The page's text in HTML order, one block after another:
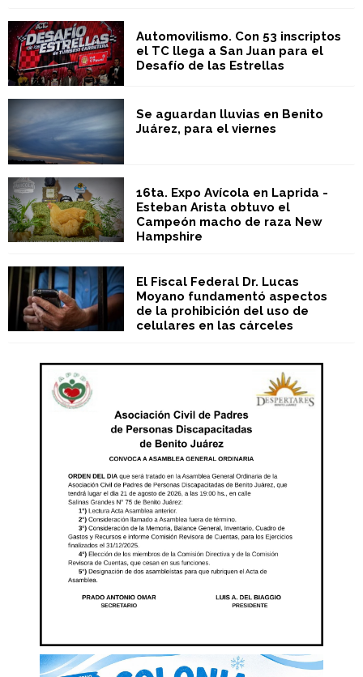
Automovilismo. Con 53 inscriptos
el TC llega a San Juan para el
Desafío de las Estrellas
Se aguardan lluvias en Benito
Juárez, para el viernes
16ta. Expo Avícola en Laprida -
Esteban Arista obtuvo el
Campeón macho de raza New
Hampshire
El Fiscal Federal Dr. Lucas
Moyano fundamentó aspectos
de la prohibición del uso de
celulares en las cárceles